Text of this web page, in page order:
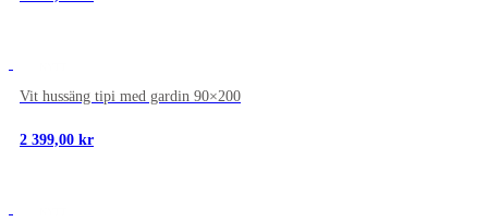
Vit hussäng tipi med gardin 90×200
2 399,00 kr